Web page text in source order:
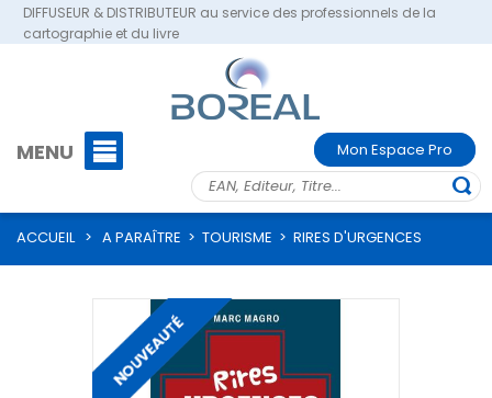
DIFFUSEUR & DISTRIBUTEUR au service des professionnels de la
cartographie et du livre
MENU Mon Espace Pro
ACCUEIL > A PARAÎTRE > TOURISME > RIRES D'URGENCES